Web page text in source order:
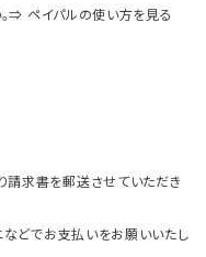
⇒ ペイパルの使い方を見る
請求書を郵送させていただき
どでお支払いをお願いいたし